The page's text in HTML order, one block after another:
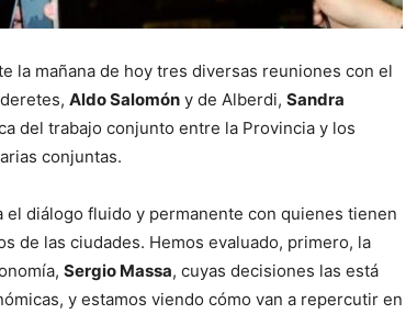
la mañana de hoy tres diversas reuniones con el
Aldo Salomón y de Alberdi, Sandra
del trabajo conjunto entre la Provincia y los
conjuntas.
diálogo fluido y permanente con quienes tienen
de las ciudades. Hemos evaluado, primero, la
Sergio Massa, cuyas decisiones las está
y estamos viendo cómo van a repercutir en